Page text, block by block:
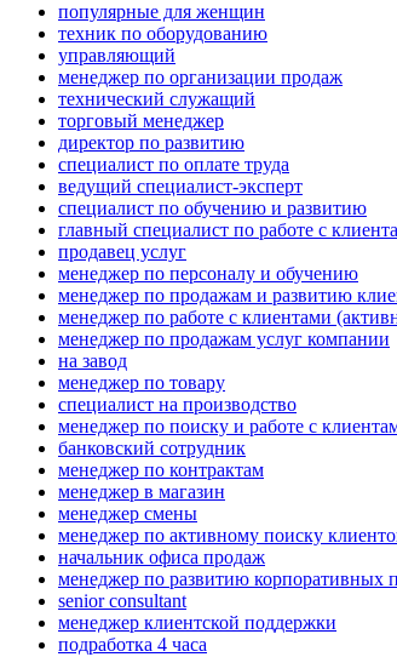
популярные для женщин
техник по оборудованию
управляющий
менеджер по организации продаж
технический служащий
торговый менеджер
директор по развитию
специалист по оплате труда
ведущий специалист-эксперт
специалист по обучению и развитию
главный специалист по работе с
продавец услуг
менеджер по персоналу и обучению
менеджер по продажам и развитию
менеджер по работе с клиентами
менеджер по продажам услуг компании
на завод
менеджер по товару
специалист на производство
менеджер по поиску и работе с
банковский сотрудник
менеджер по контрактам
менеджер в магазин
менеджер смены
менеджер по активному поиску
начальник офиса продаж
менеджер по развитию корпоративных
senior consultant
менеджер клиентской поддержки
подработка 4 часа